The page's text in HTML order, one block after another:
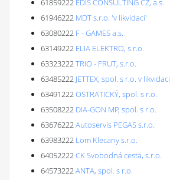
61859222 EDIS CONSULTING CZ, a.s.
61946222 MDT s.r.o. 'v likvidaci'
63080222 F - GAMES a.s.
63149222 ELIA ELEKTRO, s.r.o.
63323222TRIO - FRUT, s.r.o.
63485222 JETTEX, spol. s r.o. v likvidaci
63491222OSTRATICKÝ, spol. s r.o.
63508222 DIA-GON MP, spol. s r.o.
63676222Autoservis PEGAS s.r.o.
63983222 Lom Klecany s.r.o.
64052222CK Svobodná cesta, s.r.o.
64573222ANTA, spol. s r.o.